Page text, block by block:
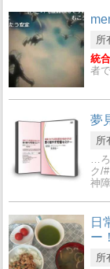
所
統
者
夢
所
…
ク/
神
日
ー！
所